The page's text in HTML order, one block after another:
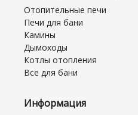
Отопительные печи
Печи для бани
Камины
Дымоходы
Котлы отопления
Все для бани
Информация